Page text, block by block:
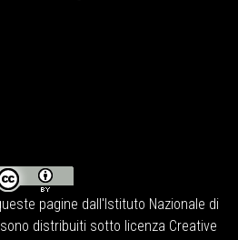
pagine dall'Istituto Nazionale di
sono distribuiti sotto licenza Creative